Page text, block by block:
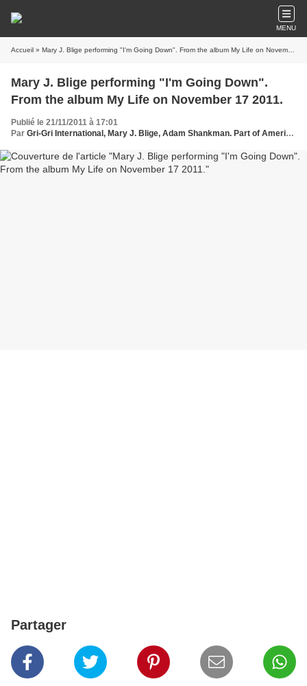
MENU
Accueil » Mary J. Blige performing "I'm Going Down". From the album My Life on November 17 2011.
Mary J. Blige performing "I'm Going Down".
From the album My Life on November 17 2011.
Publié le 21/11/2011 à 17:01
Par Gri-Gri International, Mary J. Blige, Adam Shankman. Part of American Express UNSTAGED , Oussou
Partager